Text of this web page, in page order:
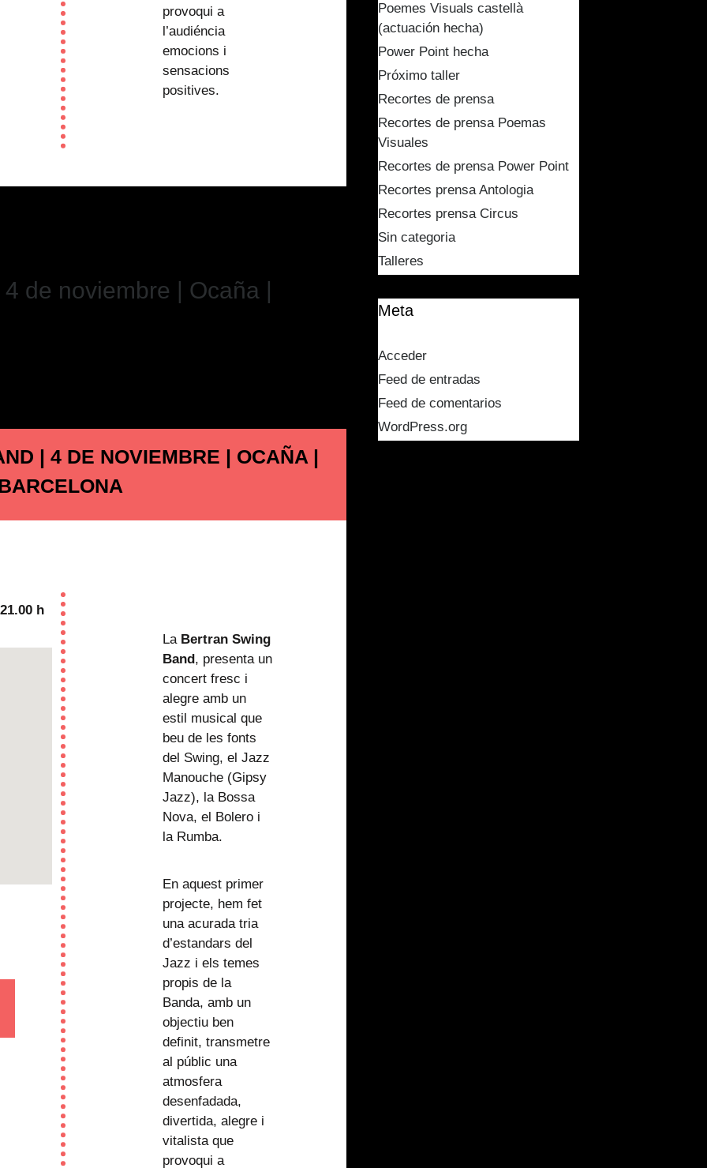
provoqui a
l’audiéncia
emocions i
sensacions
positives.
de noviembre | Ocaña |
| 4 DE NOVIEMBRE | OCAÑA |
h
La Bertran Swing
Band , presenta un
concert fresc i
alegre amb un
estil musical que
beu de les fonts
del Swing, el Jazz
Manouche (Gipsy
Jazz), la Bossa
Nova, el Bolero i
la Rumba.
En aquest primer
projecte, hem fet
una acurada tria
d’estandars del
Jazz i els temes
propis de la
Banda, amb un
objectiu ben
definit, transmetre
al públic una
atmosfera
desenfadada,
divertida, alegre i
vitalista que
provoqui a
Poemes Visuals castellà
(actuación hecha)
Power Point hecha
Próximo taller
Recortes de prensa
Recortes de prensa Poemas
Visuales
Recortes de prensa Power Point
Recortes prensa Antologia
Recortes prensa Circus
Sin categoria
Talleres
Meta
Acceder
Feed de entradas
Feed de comentarios
WordPress.org